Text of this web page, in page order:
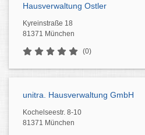
Hausverwaltung Ostler
Kyreinstraße 18
81371 München
(0)
unitra. Hausverwaltung GmbH
Kochelseestr. 8-10
81371 München